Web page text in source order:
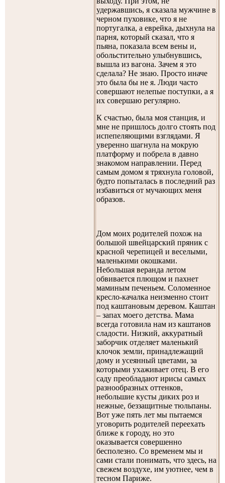
удержавшись, я сказала мужчине в
черном пуховике, что я не
португалка, а еврейка, дыхнула на
парня, который сказал, что я
пьяна, показала всем вены и,
обольстительно улыбнувшись,
вышла из вагона. Зачем я это
сделала? Не знаю. Просто иначе
это была бы не я. Люди часто
совершают нелепые поступки, а я
их совершаю регулярно.
К счастью, была моя станция, и
мне не пришлось долго стоять под
испепеляющими взглядами. Я
уверенно шагнула на мокрую
платформу и побрела в давно
знакомом направлении. Перед
самым домом я тряхнула головой,
будто попыталась в последний раз
избавиться от мучающих меня
образов.
Дом моих родителей похож на
большой швейцарский пряник с
красной черепицей и веселыми,
маленькими окошками.
Небольшая веранда летом
обвивается плющом и пахнет
маминым печеньем. Соломенное
кресло-качалка неизменно стоит
под каштановым деревом. Каштан
– запах моего детства. Мама
всегда готовила нам из каштанов
сладости. Низкий, аккуратный
заборчик отделяет маленький
клочок земли, принадлежащий
дому и усеянный цветами, за
которыми ухаживает отец. В его
саду преобладают ирисы самых
разнообразных оттенков,
небольшие кусты диких роз и
нежные, беззащитные тюльпаны.
Вот уже пять лет мы пытаемся
уговорить родителей переехать
ближе к городу, но это
оказывается совершенно
бесполезно. Со временем мы и
сами стали понимать, что здесь, на
свежем воздухе, им уютнее, чем в
тесном Париже.